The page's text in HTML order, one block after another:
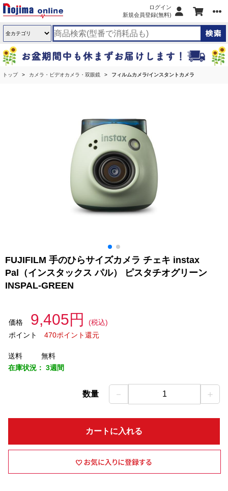
ログイン
新規会員登録(無料)
トップ カメラ・ビデオカメラ・双眼鏡 フィルムカメラ/インスタントカメラ
FUJIFILM 手のひらサイズカメラ チェキ instax
Pal（インスタックス パル） ピスタチオグリーン
INSPAL-GREEN
価格 9,405円
(税込)
ポイント
470ポイント還元
送料
無料
在庫状況： 3週間
数量 － 1 ＋
カートに入れる